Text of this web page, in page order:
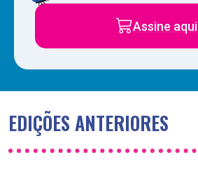
Assine aqui
EDIÇÕES ANTERIORES